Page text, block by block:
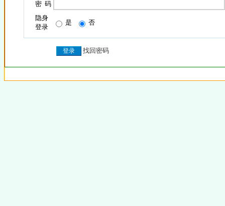
密 码
隐身
登录
是 否
找回密码